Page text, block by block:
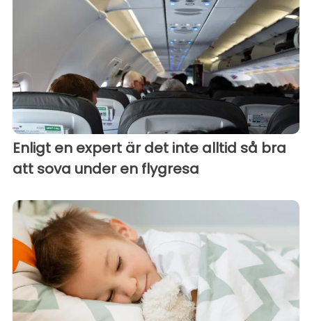
Enligt en expert är det inte alltid så bra
att sova under en flygresa